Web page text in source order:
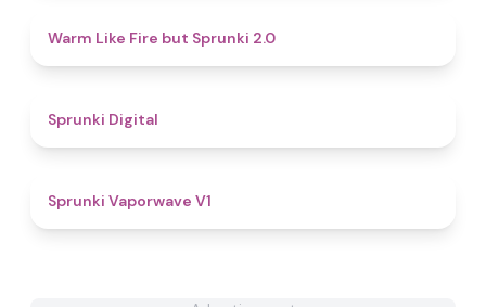
Warm Like Fire but Sprunki 2.0
Sprunki Digital
Sprunki Vaporwave V1